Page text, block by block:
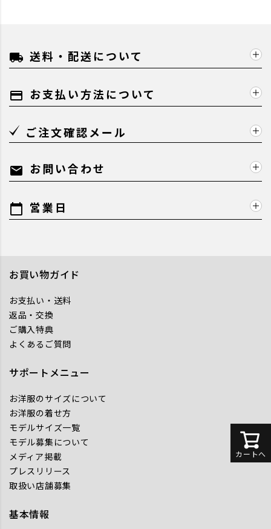
カートへ
local_shipping 送料・配送について
payment お支払い方法について
ご注文確認メール
mail お問い合わせ
calendar_today 営業日
お買い物ガイド
お支払い・送料
返品・交換
ご購入特典
よくあるご質問
サポートメニュー
お洋服のサイズについて
お洋服の着せ方
モデルサイズ一覧
モデル募集について
メディア掲載
プレスリリース
取扱い店舗募集
基本情報